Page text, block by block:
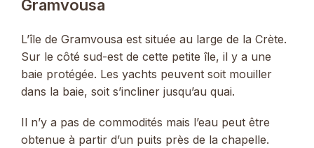
Gramvousa
L’île de Gramvousa est située au large de la Crète.
Sur le côté sud-est de cette petite île, il y a une
baie protégée. Les yachts peuvent soit mouiller
dans la baie, soit s’incliner jusqu’au quai.
Il n’y a pas de commodités mais l’eau peut être
obtenue à partir d’un puits près de la chapelle.